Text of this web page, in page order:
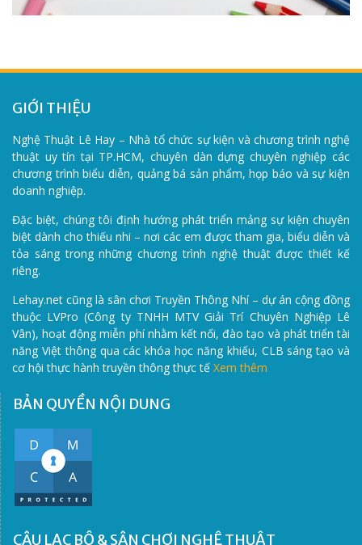
GIỚI THIỆU
Nghệ Thuật Lê Hay – Nhà tổ chức sự kiện và chương trình nghệ
thuật uy tín tại TP.HCM, chuyên dàn dựng chuyên nghiệp các
chương trình biểu diễn, quảng bá sản phẩm, họp báo và sự kiện
doanh nghiệp.
Đặc biệt, chúng tôi định hướng phát triển mảng sự kiện chuyên
biệt dành cho thiếu nhi – nơi các em được tham gia, biểu diễn và
tỏa sáng trong những chương trình nghệ thuật được thiết kế
riêng.
Lehay.net cũng là sân chơi Truyền Thông Nhí – dự án cộng đồng
thuộc LVPro (Công ty TNHH MTV Giải Trí Chuyên Nghiệp Lê
Vân), hoạt động miễn phí nhằm kết nối, đào tạo và phát triển tài
năng Việt thông qua các khóa học năng khiếu, CLB sáng tạo và
cơ hội thực hành truyền thông thực tế Xem thêm
BẢN QUYỀN NỘI DUNG
CÂU LẠC BỘ & SÂN CHƠI NGHỆ THUẬT